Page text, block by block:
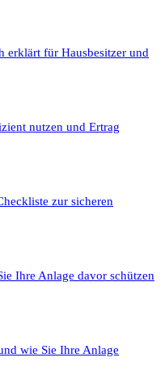
erklärt für Hausbesitzer und
nutzen und Ertrag
zur sicheren
Ihre Anlage davor schützen
wie Sie Ihre Anlage